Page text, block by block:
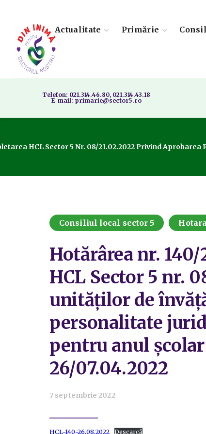
Actualitate Primărie
Telefon: 021.314.46.80, 021.314.43.18
E-mail: primarie@sector5.ro
HCL Sector 5 Nr. 08/21.02.2022 Privind
Consiliul local sector 5
Hotărârea nr.
HCL Sector 5 nr.
unităților de
personalitate
pentru anul
26/07.04.2022
7 septembrie 2022
HCL-140-26.08.2022 Descarcă